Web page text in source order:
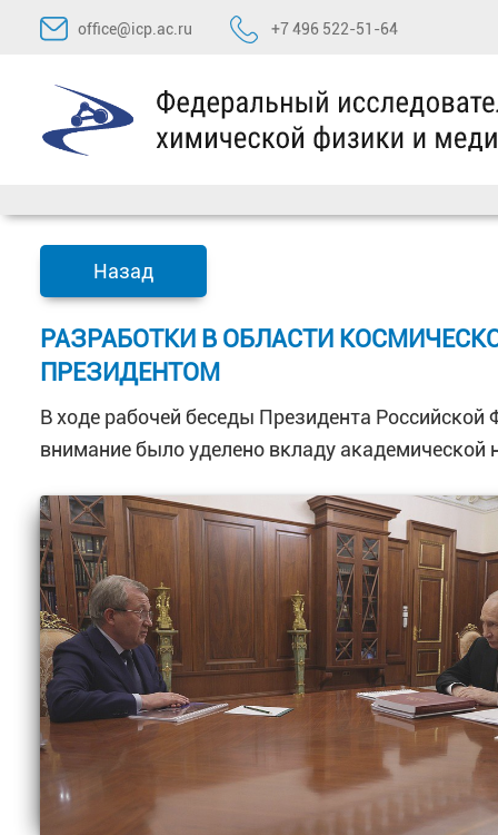
Перейти
содержимому
office@icp.ac.ru +7 496 522-51-64
Назад
РАЗРАБОТКИ В ОБЛАСТИ
ПРЕЗИДЕНТОМ
В ходе рабочей беседы Президента
внимание было уделено вкладу академической